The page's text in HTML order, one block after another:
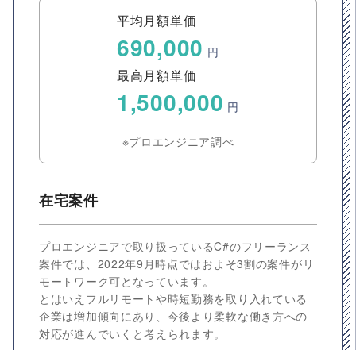
平均月額単価
690,000 円
最高月額単価
1,500,000 円
※プロエンジニア調べ
在宅案件
プロエンジニアで取り扱っているC#のフリーランス
案件では、2022年9月時点ではおよそ3割の案件がリ
モートワーク可となっています。
とはいえフルリモートや時短勤務を取り入れている
企業は増加傾向にあり、今後より柔軟な働き方への
対応が進んでいくと考えられます。